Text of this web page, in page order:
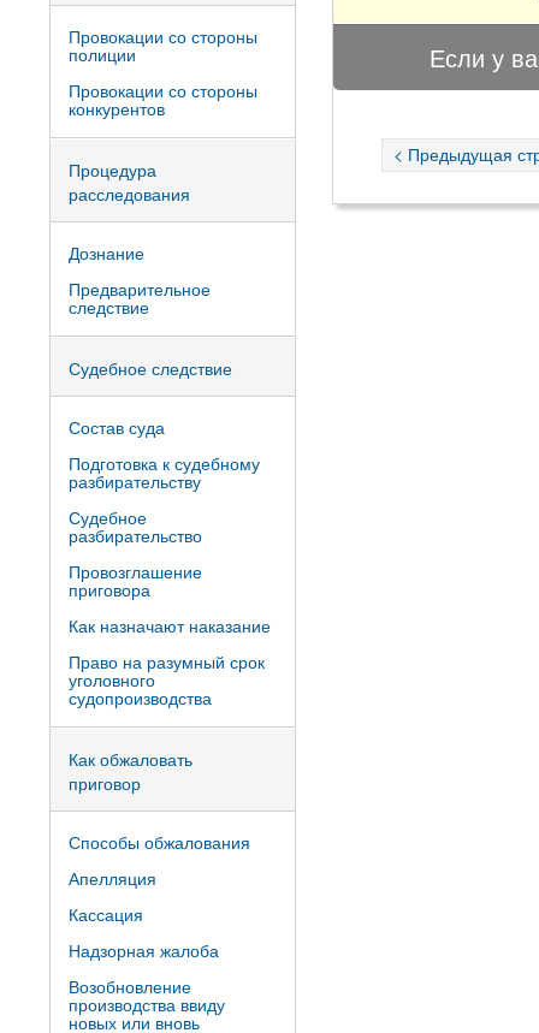
Если у
< Предыдущая
Провокации со стороны
полиции
Провокации со стороны
конкурентов
Процедура
расследования
Дознание
Предварительное
следствие
Судебное следствие
Состав суда
Подготовка к судебному
разбирательству
Судебное
разбирательство
Провозглашение
приговора
Как назначают наказание
Право на разумный срок
уголовного
судопроизводства
Как обжаловать
приговор
Способы обжалования
Апелляция
Кассация
Надзорная жалоба
Возобновление
производства ввиду
новых или вновь